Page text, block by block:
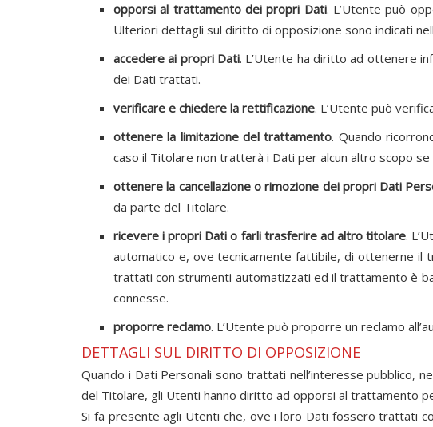
opporsi al trattamento dei propri Dati. L’Utente può
Ulteriori dettagli sul diritto di opposizione sono indicati
accedere ai propri Dati. L’Utente ha diritto ad ottenere
dei Dati trattati.
verificare e chiedere la rettificazione. L’Utente può
ottenere la limitazione del trattamento. Quando
caso il Titolare non tratterà i Dati per alcun altro scopo se
ottenere la cancellazione o rimozione dei propri Dati
da parte del Titolare.
ricevere i propri Dati o farli trasferire ad altro titolare.
automatico e, ove tecnicamente fattibile, di ottenerne il
trattati con strumenti automatizzati ed il trattamento è
connesse.
proporre reclamo. L’Utente può proporre un reclamo
DETTAGLI SUL DIRITTO DI OPPOSIZIONE
Quando i Dati Personali sono trattati nell’interesse pubblico,
del Titolare, gli Utenti hanno diritto ad opporsi al trattamento
Si fa presente agli Utenti che, ove i loro Dati fossero trattati